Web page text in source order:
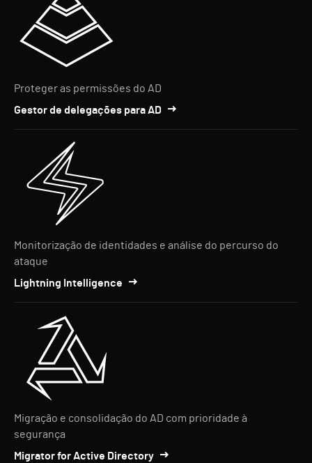
Proteger as permissões do AD
Gestor de delegações para AD
Monitorização de identidades e análise do percurso do
ataque
Lightning Intelligence
Migração e consolidação do AD com prioridade à
segurança
Migrator for Active Directory